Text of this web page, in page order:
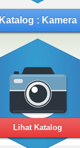
Katalog : Kamera
Lihat Katalog